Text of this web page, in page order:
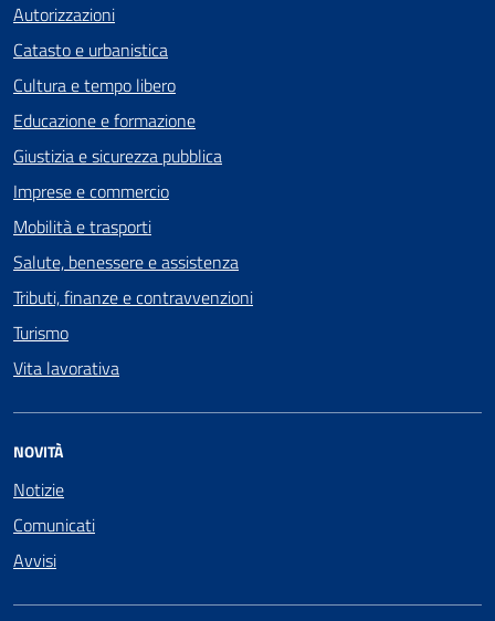
Autorizzazioni
Catasto e urbanistica
Cultura e tempo libero
Educazione e formazione
Giustizia e sicurezza pubblica
Imprese e commercio
Mobilità e trasporti
Salute, benessere e assistenza
Tributi, finanze e contravvenzioni
Turismo
Vita lavorativa
NOVITÀ
Notizie
Comunicati
Avvisi